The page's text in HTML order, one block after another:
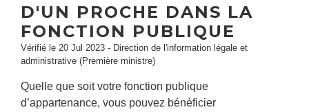
D'UN PROCHE DANS LA
FONCTION PUBLIQUE
Vérifié le 20 Jul 2023 - Direction de l'information légale et
administrative (Première ministre)
Quelle que soit votre fonction publique
d’appartenance, vous pouvez bénéficier